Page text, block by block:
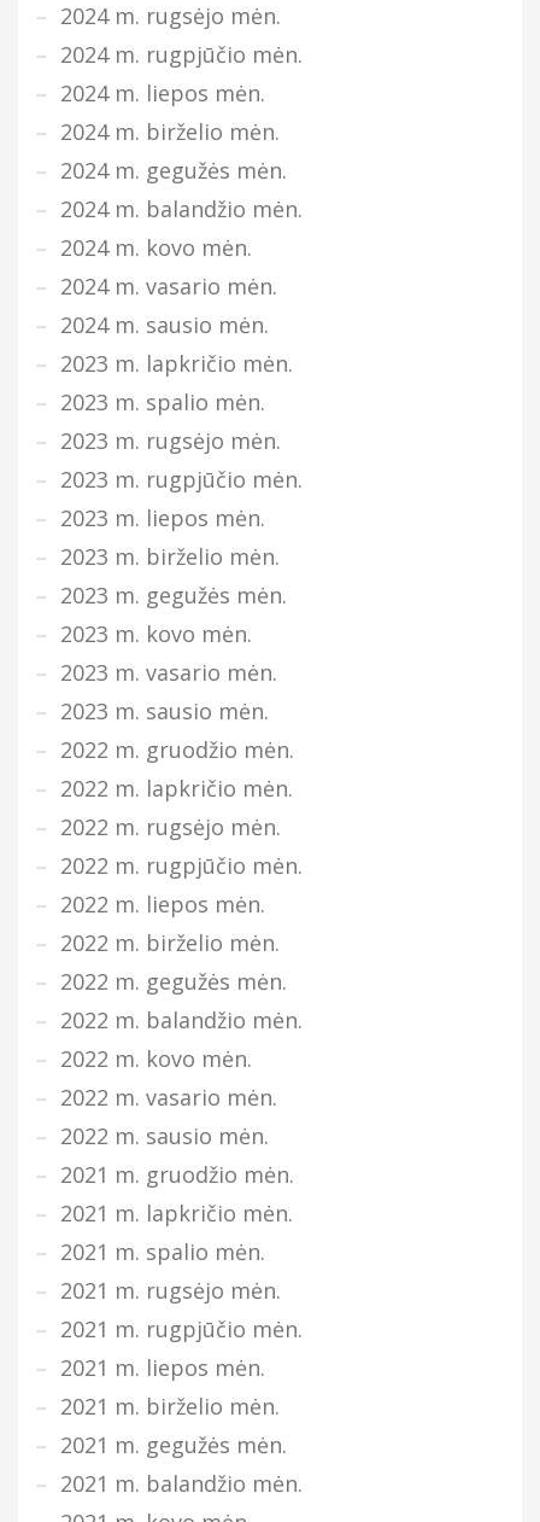
2024 m. rugsėjo mėn.
2024 m. rugpjūčio mėn.
2024 m. liepos mėn.
2024 m. birželio mėn.
2024 m. gegužės mėn.
2024 m. balandžio mėn.
2024 m. kovo mėn.
2024 m. vasario mėn.
2024 m. sausio mėn.
2023 m. lapkričio mėn.
2023 m. spalio mėn.
2023 m. rugsėjo mėn.
2023 m. rugpjūčio mėn.
2023 m. liepos mėn.
2023 m. birželio mėn.
2023 m. gegužės mėn.
2023 m. kovo mėn.
2023 m. vasario mėn.
2023 m. sausio mėn.
2022 m. gruodžio mėn.
2022 m. lapkričio mėn.
2022 m. rugsėjo mėn.
2022 m. rugpjūčio mėn.
2022 m. liepos mėn.
2022 m. birželio mėn.
2022 m. gegužės mėn.
2022 m. balandžio mėn.
2022 m. kovo mėn.
2022 m. vasario mėn.
2022 m. sausio mėn.
2021 m. gruodžio mėn.
2021 m. lapkričio mėn.
2021 m. spalio mėn.
2021 m. rugsėjo mėn.
2021 m. rugpjūčio mėn.
2021 m. liepos mėn.
2021 m. birželio mėn.
2021 m. gegužės mėn.
2021 m. balandžio mėn.